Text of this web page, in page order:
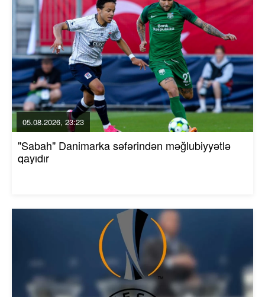
05.08.2026, 23:23
"Sabah" Danimarka səfərindən məğlubiyyətlə
qayıdır